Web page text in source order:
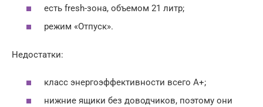
есть fresh-зона, объемом 21 литр;
режим «Отпуск».
Недостатки:
класс энергоэффективности всего A+;
нижние ящики без доводчиков, поэтому они